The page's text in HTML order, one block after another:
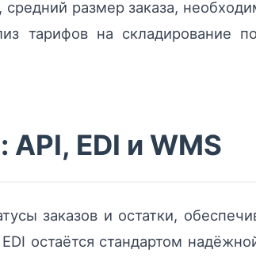
размер заказа,
тарифов на складирование
EDI и WMS
заказов и остатки,
остаётся стандартом